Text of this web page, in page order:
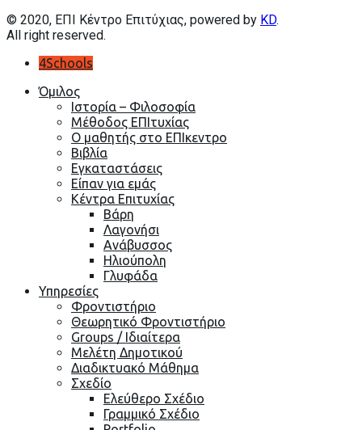
© 2020, EΠΙ Κέντρο Επιτύχιας, powered by KD.
All right reserved.
4Schools
Όμιλος
Ιστορία – Φιλοσοφία
Μέθοδος ΕΠΙτυχίας
Ο μαθητής στο ΕΠΙκεντρο
Βιβλία
Εγκαταστάσεις
Είπαν για εμάς
Κέντρα Επιτυχίας
Βάρη
Λαγονήσι
Ανάβυσσος
Ηλιούπολη
Γλυφάδα
Υπηρεσίες
Φροντιστήριο
Θεωρητικό Φροντιστήριο
Groups / Ιδιαίτερα
Μελέτη Δημοτικού
Διαδικτυακό Μάθημα
Σχεδίο
Ελεύθερο Σχέδιο
Γραμμικό Σχέδιο